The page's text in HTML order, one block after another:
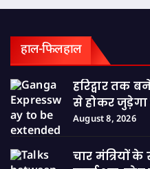
हाल-फिलहाल
हरिद्वार तक
से होकर जुड़ेगा
August 8, 2026
चार मंत्रियों के